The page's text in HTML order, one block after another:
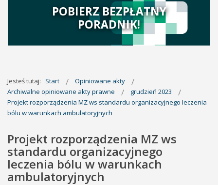
POBIERZ BEZPŁATNY
PORADNIK!
Jesteś tutaj: Start
Opiniowane akty
Archiwalne opiniowane akty prawne
grudzień 2023
Projekt rozporządzenia MZ ws standardu organizacyjnego leczenia
bólu w warunkach ambulatoryjnych
Projekt rozporządzenia MZ ws
standardu organizacyjnego
leczenia bólu w warunkach
ambulatoryjnych